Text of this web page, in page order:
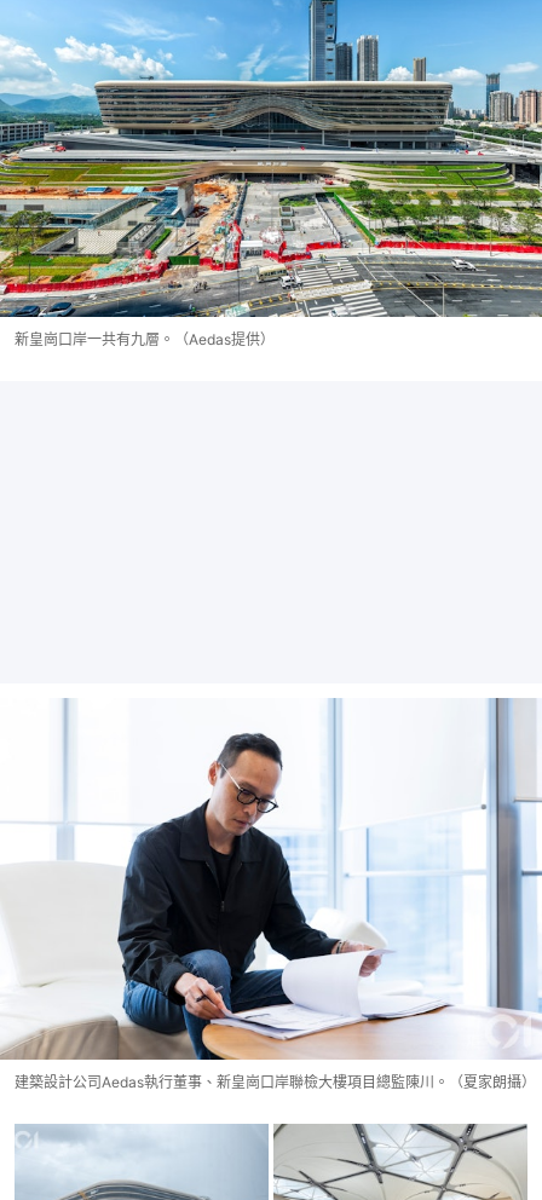
新皇崗口岸一共有九層。（Aedas提供）
建築設計公司Aedas執行董事、新皇崗口岸聯檢大樓項目總監陳川。（夏家朗攝）